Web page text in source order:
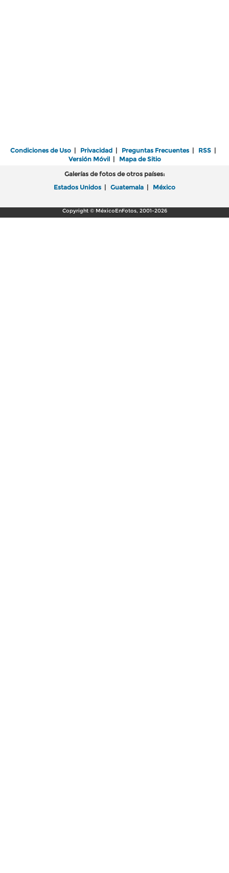
Condiciones de Uso | Privacidad | Preguntas Frecuentes | RSS |
Versión Móvil| Mapa de Sitio
Galerías de fotos de otros países:
Estados Unidos | Guatemala | México
Copyright © MéxicoEnFotos, 2001-2026